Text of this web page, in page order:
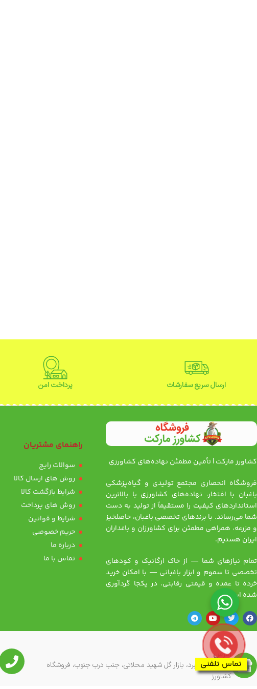
ارسال سریع سفارشات پرداخت امن
کشاورز مارکت | تأمین مطمئن نهاده‌های کشاورزی
فروشگاه انحصاری مجتمع تولیدی و گیاه‌پزشکی
باغبان با افتخار، نهاده‌های کشاورزی با بالاترین
استانداردهای کیفیت را مستقیماً از تولید به دست
شما می‌رساند. با برندهای تخصصی باغبان، حاصلخیز
و مزرعه، همراهی مطمئن برای کشاورزان و باغداران
ایران هستیم.
تمام نیازهای شما — از خاک ارگانیک و کودهای
تخصصی تا سموم و ابزار باغبانی — با امکان خرید
خرده تا عمده و قیمتی رقابتی، در یکجا گردآوری
شده است
راهنمای مشتریان
سوالات رایج
روش های ارسال کالا
شرایط بازگشت کالا
روش های پرداخت
شرایط و قوانین
حریم خصوصی
درباره ما
تماس با ما
آدرس
تهران، بلوار نبرد، بازار گل شهید محلاتی، جنب درب جنوب، فروشگاه
کشاورز
تماس تلفنی